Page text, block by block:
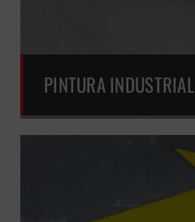
PINTURA INDUSTRIAL